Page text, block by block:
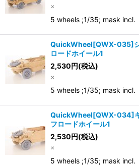
×
5 wheels ;1/35; mask incl.
QuickWheel[QWX-035]シ
ロードホイール1
2,530円(税込)
×
5 wheels ;1/35; mask incl.
QuickWheel[QWX-034]キ
フロードホイール1
2,530円(税込)
×
5 wheels ;1/35; mask incl.